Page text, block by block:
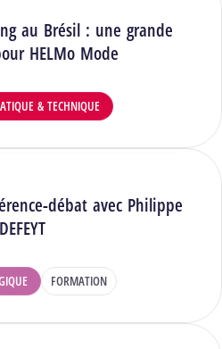
au Brésil : une grande
HELMo Mode
: & TECHNIQUE
débat avec Philippe
DEFEYT
: FORMATION